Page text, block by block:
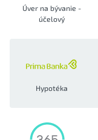
Úver na bývanie -
účelový
Hypotéka